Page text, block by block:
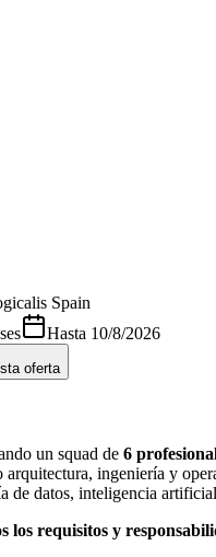
Spain
Hasta 10/8/2026
oferta
un squad de 6
ingeniería y
de datos, inteligencia
los requisitos y